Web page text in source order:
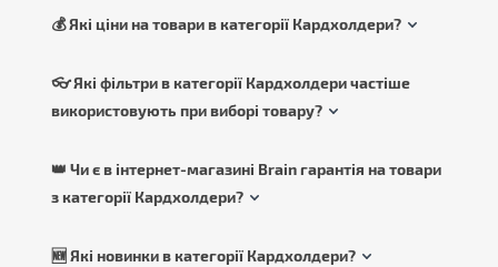
💰 Які ціни на товари в категорії Кардхолдери?
👓 Які фільтри в категорії Кардхолдери частіше
використовують при виборі товару?
👑 Чи є в інтернет-магазині Brain гарантія на товари
з категорії Кардхолдери?
🆕 Які новинки в категорії Кардхолдери?